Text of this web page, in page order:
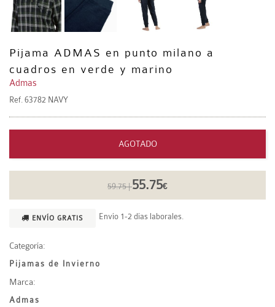
Pijama ADMAS en punto milano a
cuadros en verde y marino
Admas
Ref. 63782 NAVY
AGOTADO
59.75 |55.75€
ENVÍO GRATIS Envío 1-2 días laborales.
Categoría:
Pijamas de Invierno
Marca:
Admas